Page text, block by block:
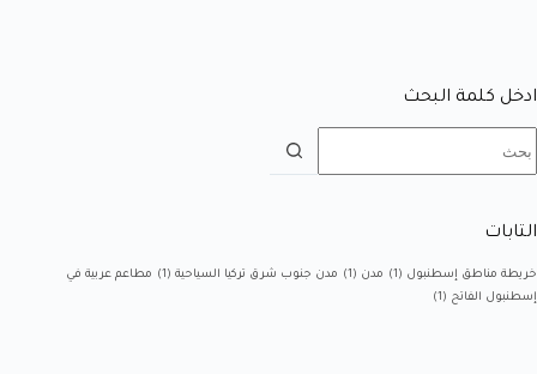
ادخل كلمة البحث
التابات
خريطة مناطق إسطنبول (1) مدن (1) مدن جنوب شرق تركيا السياحية (1)
مطاعم عربية في
إسطنبول الفاتح (1)